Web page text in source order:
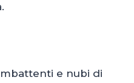
e nubi di